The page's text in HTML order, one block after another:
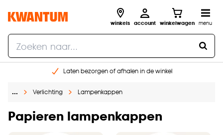
winkels account winkelwagen menu
Laten bezorgen of afhalen in de winkel
Gratis raam advies en inmeten aan huis
… Verlichting Lampenkappen
Papieren lampenkappen